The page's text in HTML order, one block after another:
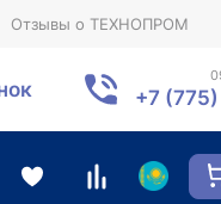
Отзывы о ТЕХНОПРОМ
+7